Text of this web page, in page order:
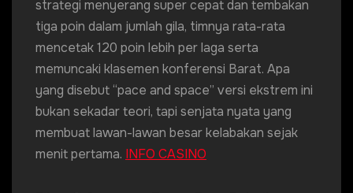
strategi menyerang super cepat dan tembakan
tiga poin dalam jumlah gila, timnya rata-rata
mencetak 120 poin lebih per laga serta
memuncaki klasemen konferensi Barat. Apa
yang disebut “pace and space” versi ekstrem ini
bukan sekadar teori, tapi senjata nyata yang
membuat lawan-lawan besar kelabakan sejak
menit pertama. INFO CASINO